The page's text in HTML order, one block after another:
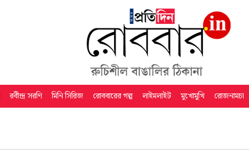
রবীন্দ্র সরণি মিনি সিরিজ রোববারের গল্প লাইমলাইট মুখোমুখি রোজনামচা